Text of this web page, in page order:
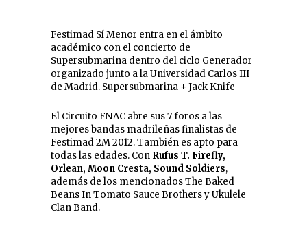
Festimad Sí Menor entra en el ámbito
académico con el concierto de
Supersubmarina dentro del ciclo Generador
organizado junto a la Universidad Carlos III
de Madrid. Supersubmarina + Jack Knife
El Circuito FNAC abre sus 7 foros a las
mejores bandas madrileñas finalistas de
Festimad 2M 2012. También es apto para
todas las edades. Con Rufus T. Firefly,
Orlean, Moon Cresta, Sound Soldiers,
además de los mencionados The Baked
Beans In Tomato Sauce Brothers y Ukulele
Clan Band.